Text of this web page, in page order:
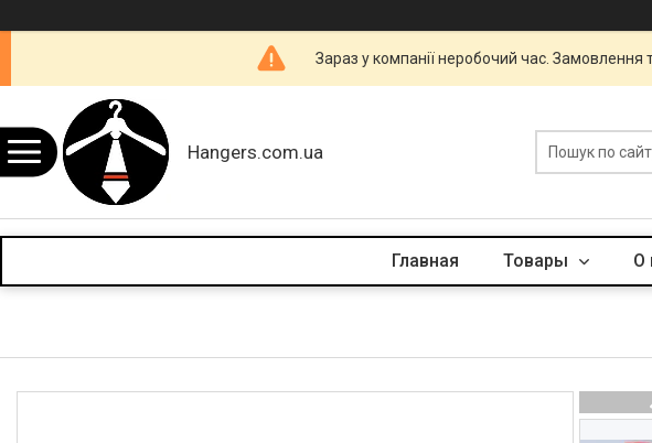
Зараз у компанії неробочий час. Замовлення
Hangers.com.ua
Главная Товары О